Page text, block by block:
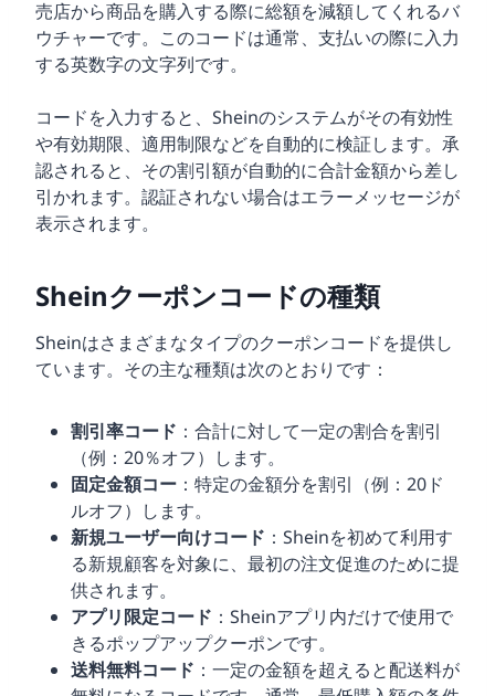
売店から商品を購入する際に総額を減額してくれるバ
ウチャーです。このコードは通常、支払いの際に入力
する英数字の文字列です。
コードを入力すると、Sheinのシステムがその有効性
や有効期限、適用制限などを自動的に検証します。承
認されると、その割引額が自動的に合計金額から差し
引かれます。認証されない場合はエラーメッセージが
表示されます。
Sheinクーポンコードの種類
Sheinはさまざまなタイプのクーポンコードを提供し
ています。その主な種類は次のとおりです：
割引率コード ：合計に対して一定の割合を割引
（例：20％オフ）します。
固定金額コー ：特定の金額分を割引（例：20ド
ルオフ）します。
新規ユーザー向けコード ：Sheinを初めて利用す
る新規顧客を対象に、最初の注文促進のために提
供されます。
アプリ限定コード ：Sheinアプリ内だけで使用で
きるポップアップクーポンです。
送料無料コード ：一定の金額を超えると配送料が